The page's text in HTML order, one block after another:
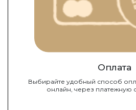
Оплата
Выбирайте удобный способ
онлайн, через платежную